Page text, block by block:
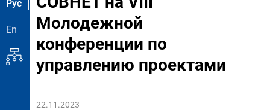
Рус
En
Молодежной
конференции по
управлению проектами
22.11.2023